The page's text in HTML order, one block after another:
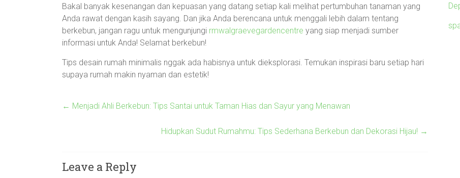
Bakal banyak kesenangan dan kepuasan yang datang setiap kali melihat pertumbuhan tanaman yang
Anda rawat dengan kasih sayang. Dan jika Anda berencana untuk menggali lebih dalam tentang
berkebun, jangan ragu untuk mengunjungi rmwalgraevegardencentre yang siap menjadi sumber
informasi untuk Anda! Selamat berkebun!
Tips desain rumah minimalis nggak ada habisnya untuk dieksplorasi. Temukan inspirasi baru setiap hari
supaya rumah makin nyaman dan estetik!
← Menjadi Ahli Berkebun: Tips Santai untuk Taman Hias dan Sayur yang Menawan
Hidupkan Sudut Rumahmu: Tips Sederhana Berkebun dan Dekorasi Hijau! →
Leave a Reply